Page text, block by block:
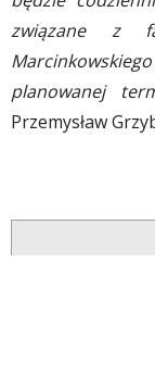
związane z
planowanej
Przemysław